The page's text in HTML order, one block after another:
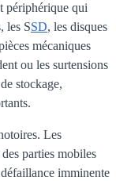
périphérique qui
les SSD, les disques
mécaniques
ou les surtensions
stockage,
Les
parties mobiles
imminente